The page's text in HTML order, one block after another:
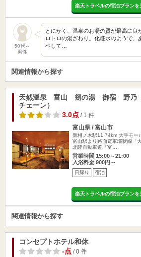
楽天トラベルの宿泊プランを
50代～
男性
とにかく、温泉のお湯の質が最高に
ロトロの湯ざわり。化粧水のようで、
ベして…
関連情報から探す
天然温泉 富山 剱の湯 御宿 野乃（
チェーン）
3.0点/ 1 件
富山県 / 富山市
新相ノ木駅11.74km 大手モー
富山駅より路面電車環状線「
北陸自動車道『富…
営業時間 15:00～21:00
入浴料金 900円～
日帰り 宿泊
楽天トラベルの宿泊プランを
関連情報から探す
コンセプトホテル和休
-点/ 0 件